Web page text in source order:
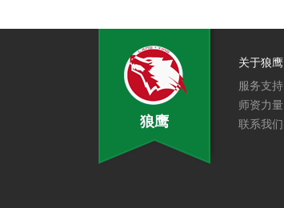
狼鹰
关于狼鹰
服务支持
师资力量
联系我们